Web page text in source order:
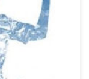
Kft 18-37 (9-18)
Zöldi-Tóth
Kovács Szófia
Tímea 1, Szabó